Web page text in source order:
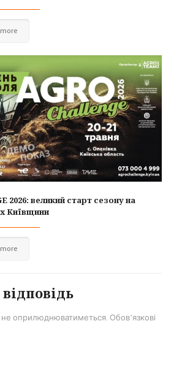
2026: великий старт сезону на
Київщини
не оприлюднюватиметься. Обов’язкові